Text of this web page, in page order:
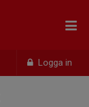
Logga in